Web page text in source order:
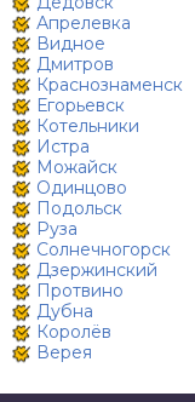
Апрелевка
Видное
Дмитров
Краснознаменск
Егорьевск
Котельники
Истра
Можайск
Одинцово
Подольск
Руза
Солнечногорск
Дзержинский
Протвино
Дубна
Королёв
Верея